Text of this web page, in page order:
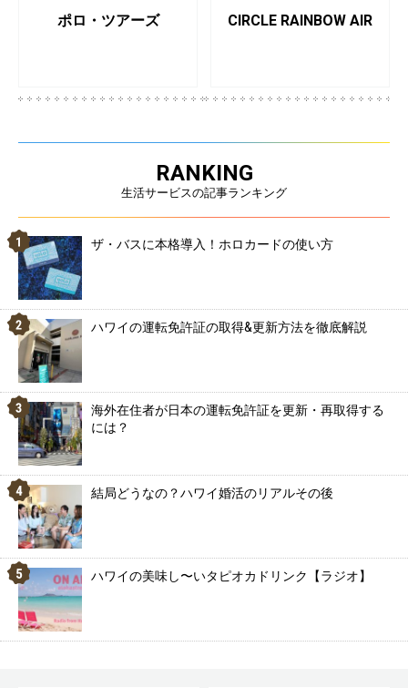
ポロ・ツアーズ CIRCLE RAINBOW AIR
RANKING
生活サービスの記事ランキング
ザ・バスに本格導入！ホロカードの使い方
ハワイの運転免許証の取得&更新方法を徹底解説
海外在住者が日本の運転免許証を更新・再取得する
には？
結局どうなの？ハワイ婚活のリアルその後
ハワイの美味し〜いタピオカドリンク【ラジオ】